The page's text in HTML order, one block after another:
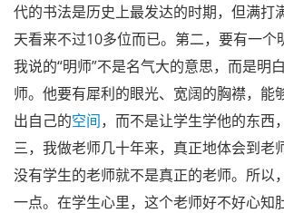
代的书法是历史上最发达的时期，但满打
天看来不过10多位而已。第二，要有一个
我说的“明师”不是名气大的意思，而是明
师。他要有犀利的眼光、宽阔的胸襟，能
出自己的空间，而不是让学生学他的东西
三，我做老师几十年来，真正地体会到老
没有学生的老师就不是真正的老师。所以
一点。在学生心里，这个老师好不好心知